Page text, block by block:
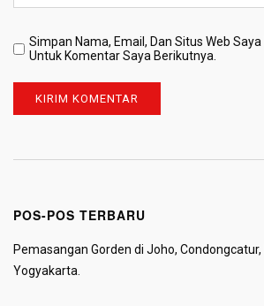
Simpan Nama, Email, Dan Situs Web
Untuk Komentar Saya Berikutnya.
POS-POS TERBARU
Pemasangan Gorden di Joho, Condongcatur,
Yogyakarta.